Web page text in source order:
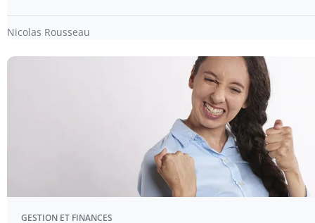
Nicolas Rousseau
GESTION ET FINANCES